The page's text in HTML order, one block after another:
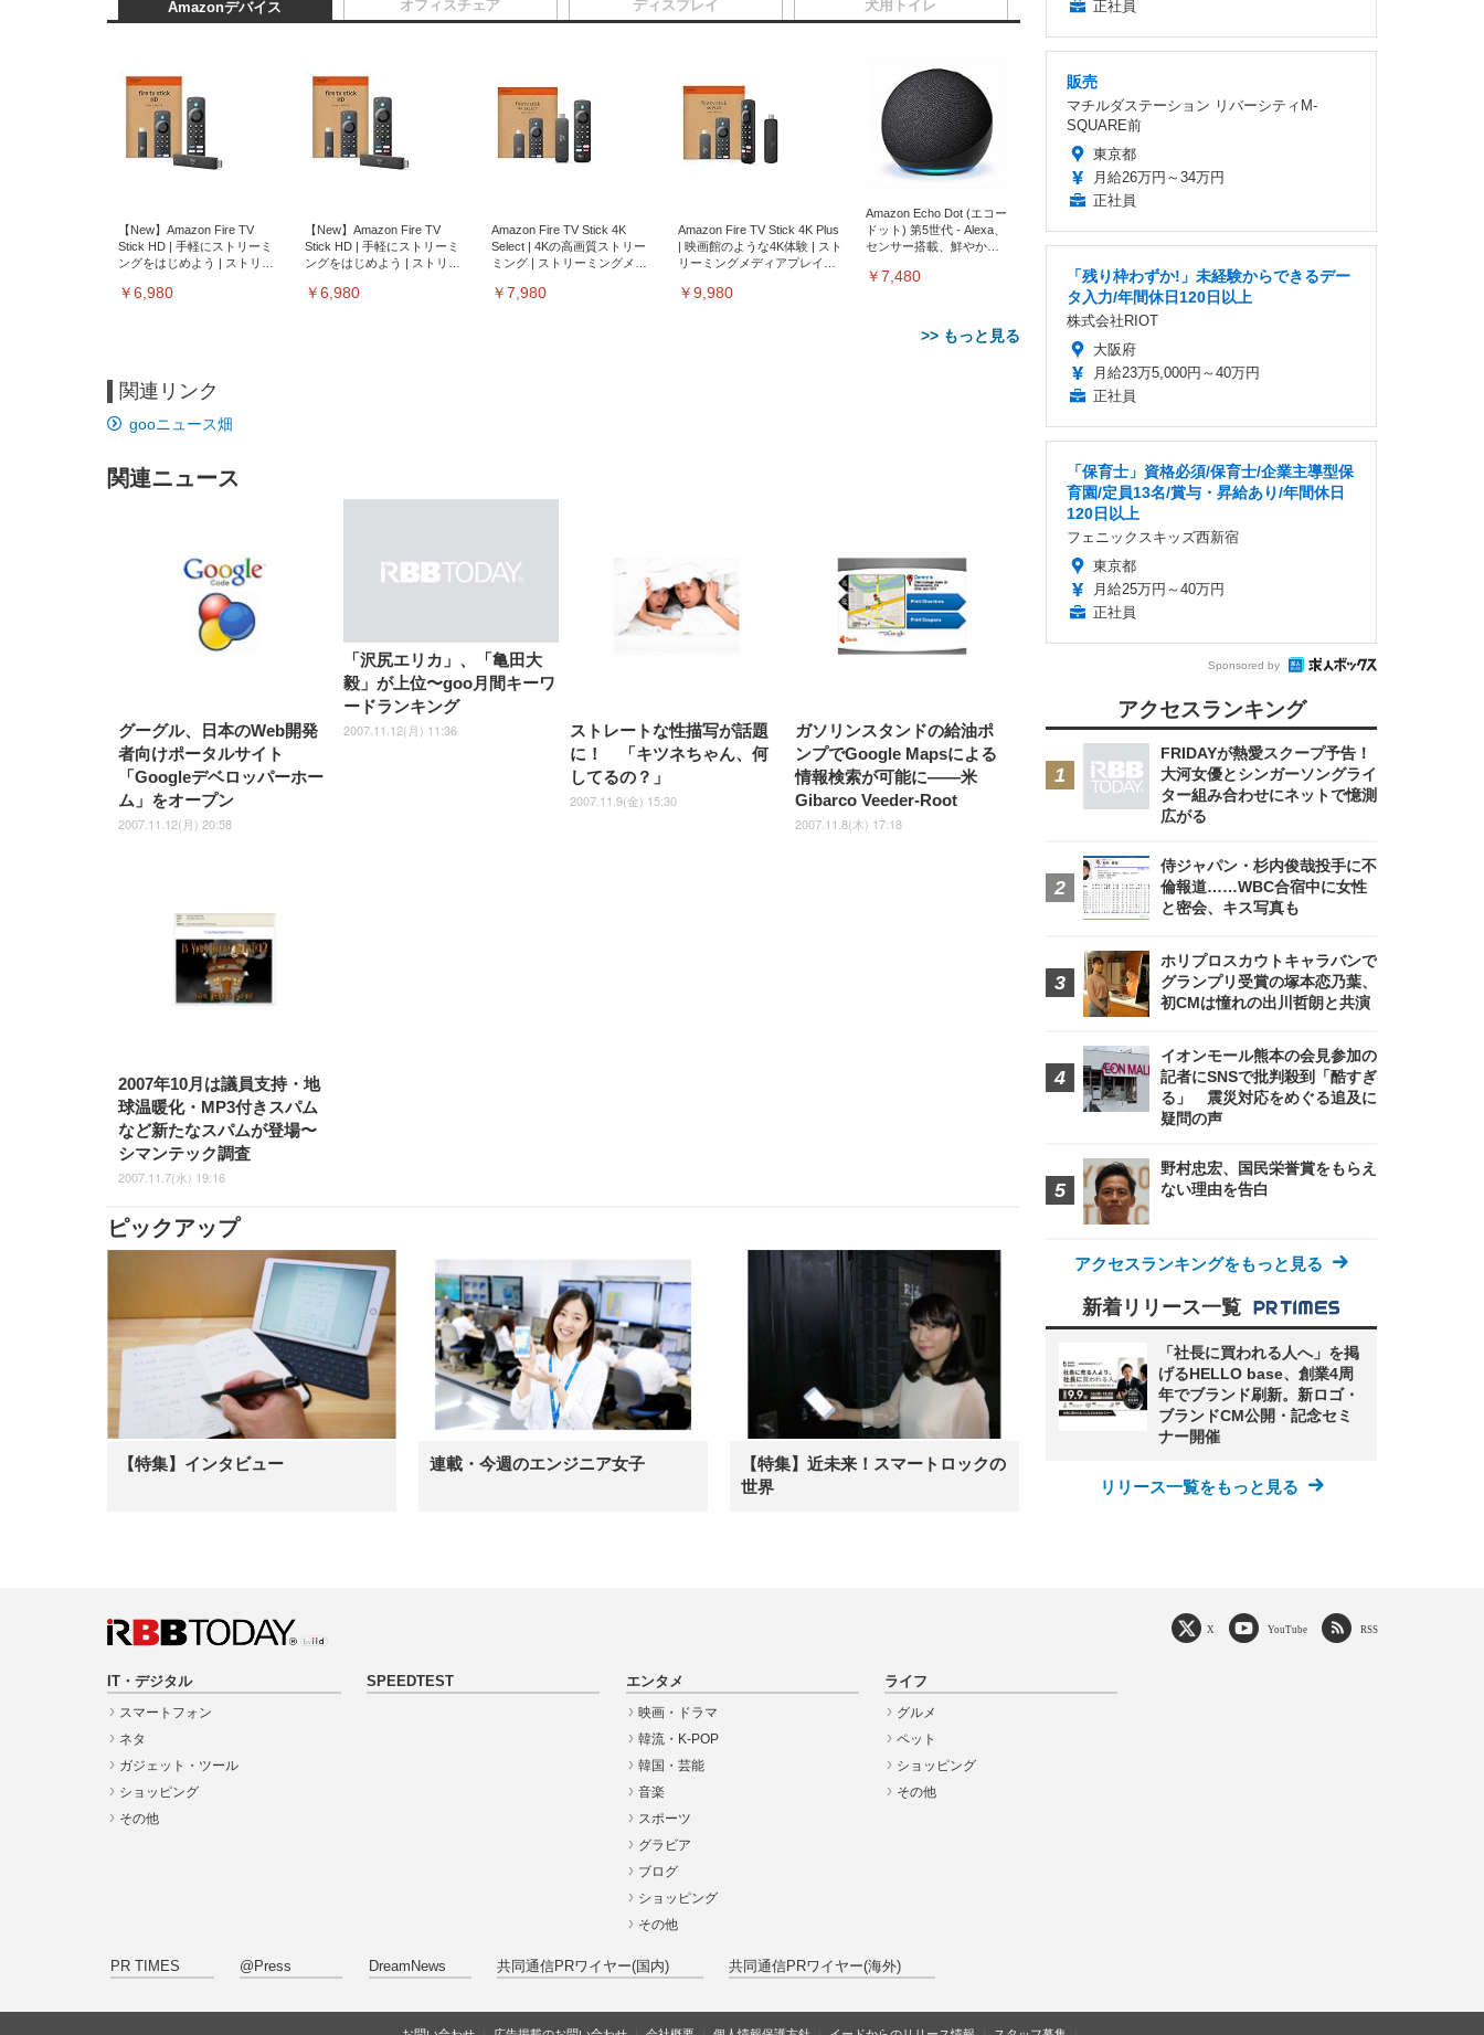
Amazonデバイス
【New】Amazon Fire TV
Stick HD | 手軽にストリーミ
ングをはじめよう | ストリー
￥6,980
【New】Amazon Fire TV
Stick HD | 手軽にストリーミ
ングをはじめよう | ストリー
￥6,980
Amazon Fire TV Stick 4K
Select | 4Kの高画質ストリー
ミング | ストリーミングメデ
￥7,980
Amazon Fire TV Stick 4K Plus
| 映画館のような4K体験 | スト
リーミングメディアプレイヤ
￥9,980
Amazon Echo Dot (エコー
ドット) 第5世代 - Alexa、
センサー搭載、鮮やかな
￥7,480
>> もっと見る
オフィスチェア
子 テレワーク 疲れない 跳ね
上げ式アームレスト コンパク
ト 約105度ロッキング pc 事務
椅子 360度回転 座面昇降 強化
ナイロン樹脂ベース 通気性メ
ッシュ 在宅ワーク H-
／デスクチェア メッシュチェ
ア 人間工学 疲れない ブラッ
チェア 疲れない テレワーク
チェア 強化バックレスト 30
度ロッキング機能 人間工学 椅
子 腰サポート 90度跳ね上げ
式アームレスト 3Dヘッドレス
ト ハンガー付き 高反発クッシ
ョン PCチェア 通気性メッシ
ュ ゲーミング/勉強/事務用 お
チェア 疲れない テレワーク
チェア 強化バックレスト 30度
ロッキング機能 人間工学 椅子
腰サポート 90度跳ね上げ式ア
ームレスト 3Dヘッドレスト
ハンガー付き 高反発クッショ
￥7,680
ア デスクチェア 肘なし メ
ッシュ 通気性 ランバーサ
ポート付き 腰サポート ガ
ス圧無段階昇降 360度回
転 キャスター付き コンパ
クト 幅52×奥行58.5×高さ
84～96cm テレワーク 在
￥4,139
ディスプレイ
ムモニター | FlexScan
EV3240X-WT | 31.5型4K
UHD・USB Type-C・ホワイ
EV2740X-WT | 27.0型4K
ク付き（CFI-ZDM1J）
ニター フル
HD（1920×1080）VA 非光
沢 HDMI/DisplayPort/VGA
スピーカー内蔵 高さ調整 ス
イベル VESA対応
￥15,800
GRAPHT THE SHOOTER
Gaming Monitor 24” Essential ゲ
ーミングモニター QD 24.5インチ
1ms FHD 量子ドット 残像低減 (3
年保証 | 輝点保証 | 日本メーカー)
￥34,980
犬用トイレ
ーツ 薄型 レギュラー 1回使い
捨て 無香料 ホワイト 300枚
ーツ 厚型 ワイド 42枚x2袋(84
枚) ホワイト(吸収面:ライトブ
ツ L 中型犬用 26枚入り 単品
ック) 【Amazon.co.jp限定】
Smart Basic アイリスオーヤマ
ペットシーツ 超厚型 お徳用
ワイド 100枚入 (x 1) (ケース
販売)
￥3,670
シーツ 超厚型 お徳用 レギ
ュラー 200枚入
【Amazon.co.jp限定】
￥3,731
関連リンク
gooニュース畑
関連ニュース
グーグル、日本のWeb開発
者向けポータルサイト
「Googleデベロッパーホー
ム」をオープン
2007.11.12(月) 20:58
「沢尻エリカ」、「亀田大
毅」が上位〜goo月間キーワ
ードランキング
2007.11.12(月) 11:36
ストレートな性描写が話題
に！ 「キツネちゃん、何
してるの？」
2007.11.9(金) 15:30
ガソリンスタンドの給油ポ
ンプでGoogle Mapsによる
情報検索が可能に——米
Gibarco Veeder-Root
2007.11.8(木) 17:18
2007年10月は議員支持・地
球温暖化・MP3付きスパム
など新たなスパムが登場〜
シマンテック調査
2007.11.7(水) 19:16
ピックアップ
【特集】インタビュー 連載・今週のエンジニア女子
【特集】近未来！スマートロックの
世界
正社員
販売
マチルダステーション リバーシティM-
SQUARE前
東京都
月給26万円～34万円
正社員
「残り枠わずか!」未経験からできるデー
タ入力/年間休日120日以上
株式会社RIOT
大阪府
月給23万5,000円～40万円
正社員
「保育士」資格必須/保育士/企業主導型保
育園/定員13名/賞与・昇給あり/年間休日
120日以上
フェニックスキッズ西新宿
東京都
月給25万円～40万円
正社員
Sponsored by
アクセスランキング
FRIDAYが熱愛スクープ予告！
大河女優とシンガーソングライ
ター組み合わせにネットで憶測
広がる
侍ジャパン・杉内俊哉投手に不
倫報道……WBC合宿中に女性
と密会、キス写真も
ホリプロスカウトキャラバンで
グランプリ受賞の塚本恋乃葉、
初CMは憧れの出川哲朗と共演
イオンモール熊本の会見参加の
記者にSNSで批判殺到「酷すぎ
る」 震災対応をめぐる追及に
疑問の声
野村忠宏、国民栄誉賞をもらえ
ない理由を告白
アクセスランキングをもっと見る
新着リリース一覧
「社長に買われる人へ」を掲
げるHELLO base、創業4周
年でブランド刷新。新ロゴ・
ブランドCM公開・記念セミ
ナー開催
リリース一覧をもっと見る
IT・デジタル
スマートフォン
ネタ
ガジェット・ツール
ショッピング
その他
SPEEDTEST
エンタメ
映画・ドラマ
韓流・K-POP
韓国・芸能
音楽
スポーツ
グラビア
ブログ
ショッピング
その他
ライフ
グルメ
ペット
ショッピング
その他
PR TIMES @Press DreamNews 共同通信PRワイヤー(国内) 共同通信PRワイヤー(海外)
X YouTube RSS